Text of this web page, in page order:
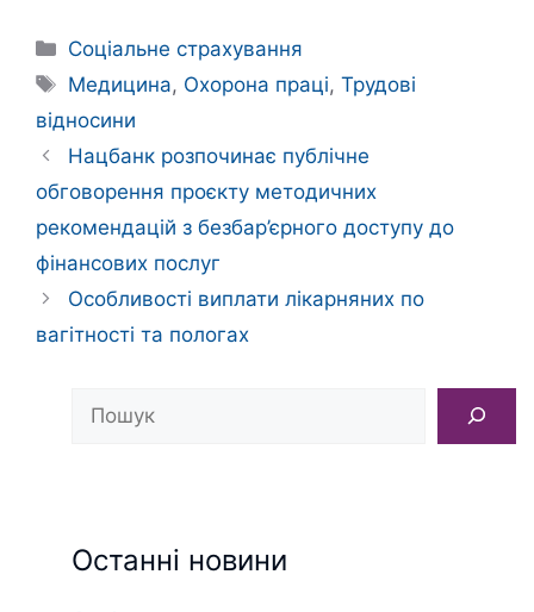
Категорії
Соціальне страхування
Позначки
Медицина, Охорона праці,Трудові
відносини
Нацбанк розпочинає публічне
обговорення проєкту методичних
рекомендацій з безбар’єрного доступу до
фінансових послуг
Особливості виплати лікарняних по
вагітності та пологах
Останні новини